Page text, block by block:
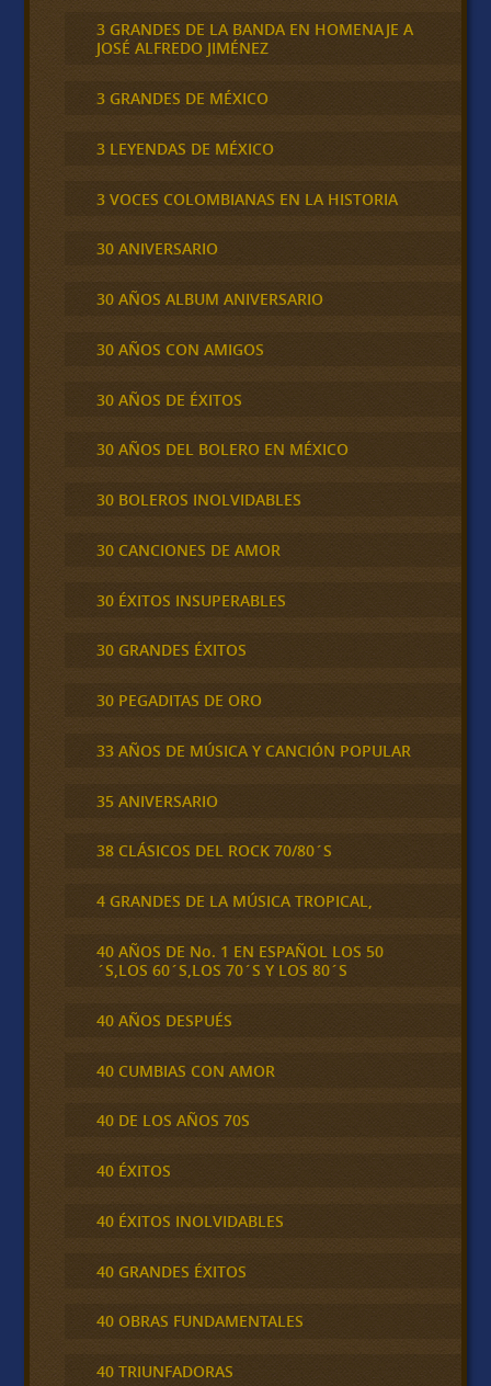
3 GRANDES DE LA BANDA EN HOMENAJE A
JOSÉ ALFREDO JIMÉNEZ
3 GRANDES DE MÉXICO
3 LEYENDAS DE MÉXICO
3 VOCES COLOMBIANAS EN LA HISTORIA
30 ANIVERSARIO
30 AÑOS ALBUM ANIVERSARIO
30 AÑOS CON AMIGOS
30 AÑOS DE ÉXITOS
30 AÑOS DEL BOLERO EN MÉXICO
30 BOLEROS INOLVIDABLES
30 CANCIONES DE AMOR
30 ÉXITOS INSUPERABLES
30 GRANDES ÉXITOS
30 PEGADITAS DE ORO
33 AÑOS DE MÚSICA Y CANCIÓN POPULAR
35 ANIVERSARIO
38 CLÁSICOS DEL ROCK 70/80´S
4 GRANDES DE LA MÚSICA TROPICAL,
40 AÑOS DE No. 1 EN ESPAÑOL LOS 50
´S,LOS 60´S,LOS 70´S Y LOS 80´S
40 AÑOS DESPUÉS
40 CUMBIAS CON AMOR
40 DE LOS AÑOS 70S
40 ÉXITOS
40 ÉXITOS INOLVIDABLES
40 GRANDES ÉXITOS
40 OBRAS FUNDAMENTALES
40 TRIUNFADORAS